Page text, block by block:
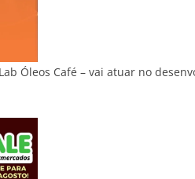
Óleos Café – vai atuar no